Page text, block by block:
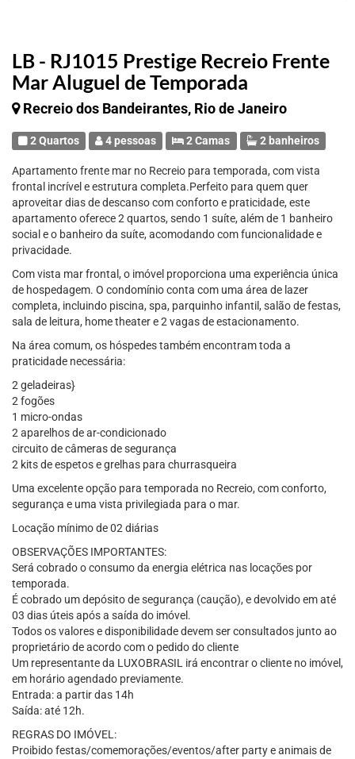
LB - RJ1015 Prestige Recreio Frente
Mar Aluguel de Temporada
Recreio dos Bandeirantes, Rio de Janeiro
2 Quartos 4 pessoas 2 Camas 2 banheiros
Apartamento frente mar no Recreio para temporada, com vista
frontal incrível e estrutura completa.Perfeito para quem quer
aproveitar dias de descanso com conforto e praticidade, este
apartamento oferece 2 quartos, sendo 1 suíte, além de 1 banheiro
social e o banheiro da suíte, acomodando com funcionalidade e
privacidade.
Com vista mar frontal, o imóvel proporciona uma experiência única
de hospedagem. O condomínio conta com uma área de lazer
completa, incluindo piscina, spa, parquinho infantil, salão de festas,
sala de leitura, home theater e 2 vagas de estacionamento.
Na área comum, os hóspedes também encontram toda a
praticidade necessária:
2 geladeiras}
2 fogões
1 micro-ondas
2 aparelhos de ar-condicionado
circuito de câmeras de segurança
2 kits de espetos e grelhas para churrasqueira
Uma excelente opção para temporada no Recreio, com conforto,
segurança e uma vista privilegiada para o mar.
Locação mínimo de 02 diárias
OBSERVAÇÕES IMPORTANTES:
Será cobrado o consumo da energia elétrica nas locações por
temporada.
É cobrado um depósito de segurança (caução), e devolvido em até
03 dias úteis após a saída do imóvel.
Todos os valores e disponibilidade devem ser consultados junto ao
proprietário de acordo com o pedido do cliente
Um representante da LUXOBRASIL irá encontrar o cliente no imóvel,
em horário agendado previamente.
Entrada: a partir das 14h
Saída: até 12h.
REGRAS DO IMÓVEL:
Proibido festas/comemorações/eventos/after party e animais de